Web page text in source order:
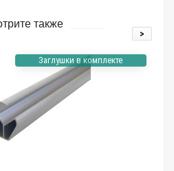
также
в комплекте
>